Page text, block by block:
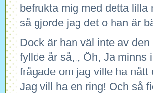
befrukta mig med detta
så gjorde jag det o han är
Dock är han väl inte av
fyllde år så,,, Öh, Ja minns
frågade om jag ville ha
Jag vill ha en ring! Och så